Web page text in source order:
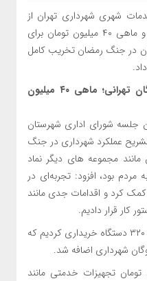
شهری شهرداری تهران از
اعطای ۲ میلیارد تومان هزینه رهن و ماهی ۴۰ میلیون تومان برای
در جنگ رمضان تخریب کامل
بسته‌ های حمایتی برای جنگ‌زدگان تهرانی؛ ماهی ۴۰ میلیون
جلسه شورای اداری شهرستان
تشریح عملکرد شهرداری در جنگ
مانند مجموعه های دیگر نماد
بود، افزود: تجربه‌ای در
ما کمک کرد و اقدامات جدی مانند
کار قرار دادیم.
وی اظهار داشت:در بحث آوار برداری ۳۲۰ دستگاه خریداری کردیم که
۲۴ هزار میلیارد تومان تجهیزات خدمتی مانند